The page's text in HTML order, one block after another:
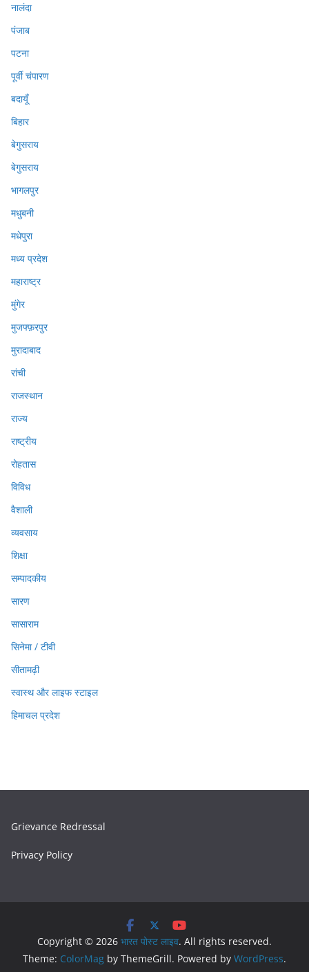
नालंदा
पंजाब
पटना
पूर्वी चंपारण
बदायूँ
बिहार
बेगुसराय
बेगुसराय
भागलपुर
मधुबनी
मधेपुरा
मध्य प्रदेश
महाराष्ट्र
मुंगेर
मुजफ्फ़रपुर
मुरादाबाद
रांची
राजस्थान
राज्य
राष्ट्रीय
रोहतास
विविध
वैशाली
व्यवसाय
शिक्षा
सम्पादकीय
सारण
सासाराम
सिनेमा / टीवी
सीतामढ़ी
स्वास्थ और लाइफ स्टाइल
हिमाचल प्रदेश
Grievance Redressal
Privacy Policy
Copyright © 2026 भारत पोस्ट लाइव. All rights reserved.
Theme: ColorMag by ThemeGrill. Powered by WordPress.